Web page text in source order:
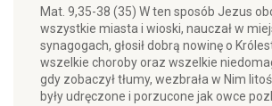
Mat. 9,35-38 (35) W ten sposób Jezus
wszystkie miasta i wioski, nauczał w
synagogach, głosił dobrą nowinę o
wszelkie choroby oraz wszelkie
gdy zobaczył tłumy, wezbrała w Nim
były udręczone i porzucone jak owce